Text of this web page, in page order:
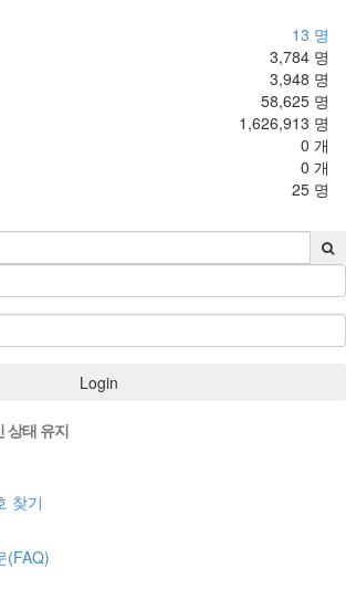
13 명
3,784 명
3,948 명
58,625 명
1,626,913 명
0 개
0 개
25 명
Login
상태 유지
찾기
(FAQ)